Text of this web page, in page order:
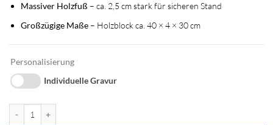
Massiver Holzfuß – ca. 2,5 cm stark für sicheren Stand
Großzügige Maße– Holzblock ca. 40 × 4 × 30 cm
Personalisierung
Individuelle Gravur